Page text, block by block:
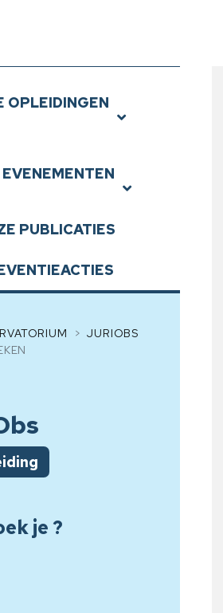
Krediet en
OPLEIDINGEN
EVENEMENTEN
PUBLICATIES
JURIOBS
je ?